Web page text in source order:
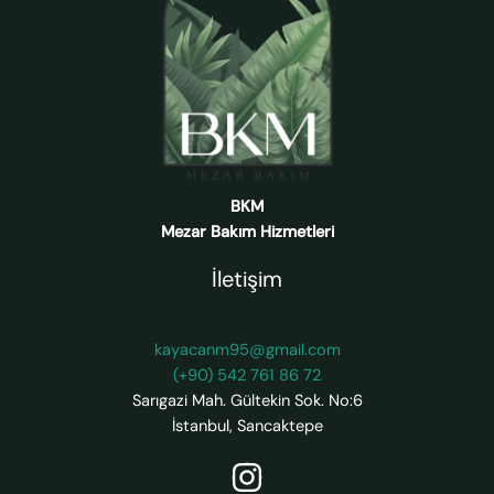
BKM
Mezar Bakım Hizmetleri
İletişim
kayacanm95@gmail.com
(+90) 542 761 86 72
Sarıgazi Mah. Gültekin Sok. No:6
İstanbul, Sancaktepe